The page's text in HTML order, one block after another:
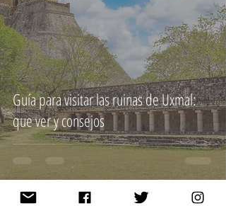
Guía para visitar las ruinas de Uxmal:
que ver y consejos